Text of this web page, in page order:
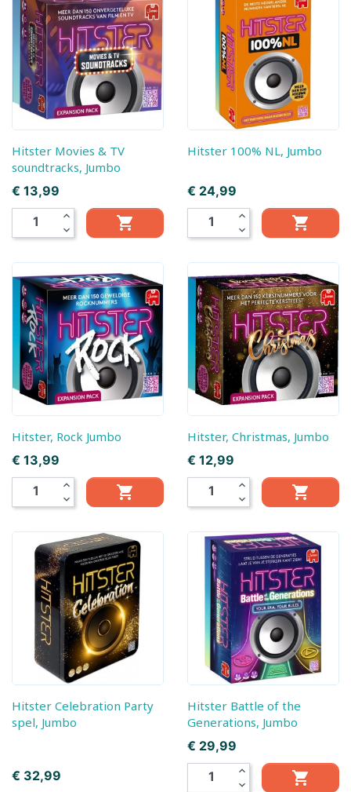
Hitster Movies & TV
soundtracks, Jumbo
Prijs
€ 13,99
expand_less
expand_more

Hitster 100% NL, Jumbo
Prijs
€ 24,99
expand_less
expand_more

Hitster, Rock Jumbo
Prijs
€ 13,99
expand_less
expand_more

Hitster, Christmas, Jumbo
Prijs
€ 12,99
expand_less
expand_more

Hitster Celebration Party
spel, Jumbo
Prijs
€ 32,99
Hitster Battle of the
Generations, Jumbo
Prijs
€ 29,99
expand_less
expand_more
